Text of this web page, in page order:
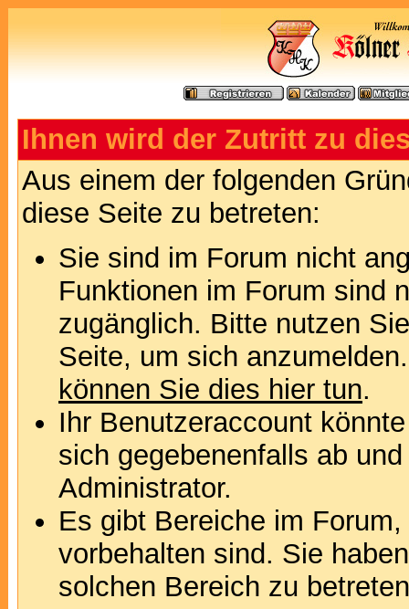
Ihnen wird der Zutritt zu
Aus einem der folgenden
diese Seite zu betreten:
Sie sind im Forum nicht
Funktionen im Forum sind
zugänglich. Bitte nutzen
Seite, um sich
können Sie dies hier tun.
Ihr Benutzeraccount
sich gegebenenfalls ab
Administrator.
Es gibt Bereiche im
vorbehalten sind. Sie
solchen Bereich zu